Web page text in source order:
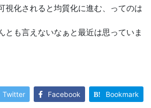
視化されると均質化に進む、ってのは
とも言えないなぁと最近は思っていま
Twitter Facebook Bookmark